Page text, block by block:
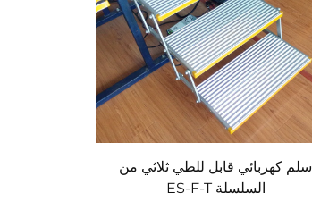
سلم كهربائي قابل للطي ثلاثي من
السلسلة ES-F-T